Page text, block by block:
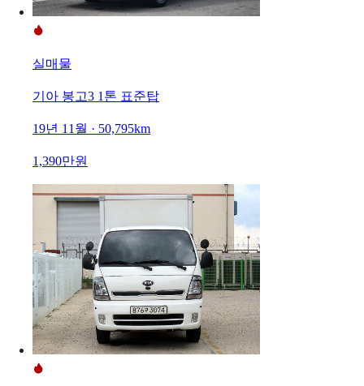
실매물
기아 봉고3 1톤 표준탑
19년 11월 · 50,795km
1,390만원